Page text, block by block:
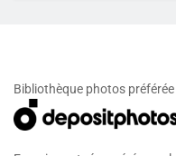
Bibliothèque photos préférée